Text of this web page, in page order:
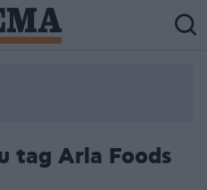
tag Arla Foods